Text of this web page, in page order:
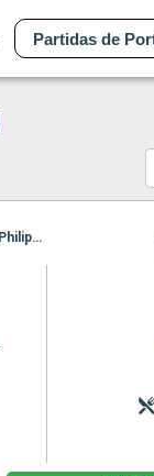
Partidas de
Itinerário : Philippsburg, Charlestown, Terre de Haut - Ilha dos Santos, Falmouth, Gustavia, Philippsburg